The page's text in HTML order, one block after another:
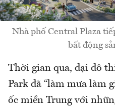
Nhà phố Central Plaza
bất động
Thời gian qua, đại đô
Park đã “làm mưa làm
ốc miền Trung với